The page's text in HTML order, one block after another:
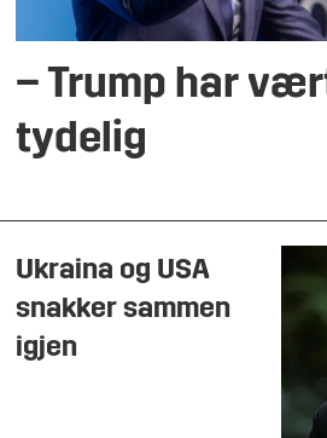
– Trump har
tydelig
Ukraina og USA
snakker sammen
igjen